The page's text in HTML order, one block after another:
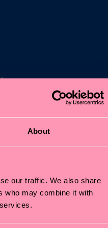
About
our traffic. We also share
who may combine it with